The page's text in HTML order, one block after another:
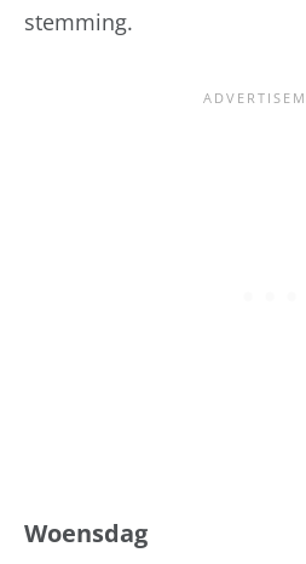
stemming.
Woensdag